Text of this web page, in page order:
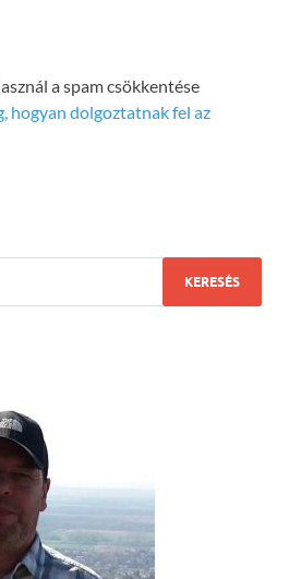
a spam csökkentése
hogyan dolgoztatnak fel az